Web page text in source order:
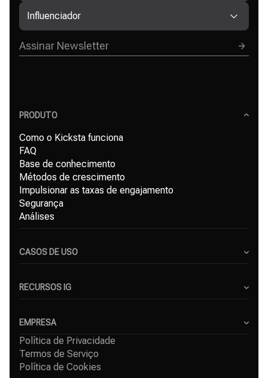
Influenciador
PRODUTO
Como o Kicksta funciona
FAQ
Base de conhecimento
Métodos de crescimento
Impulsionar as taxas de engajamento
Segurança
Análises
CASOS DE USO
Pequenas Empresas
Freelancers
RECURSOS IG
Gerador de Hashtags para Instagram
Serviço de crescimento no Instagram
Crescimento orgânico no Instagram
Seguidores grátis no Instagram
EMPRESA
Sobre Nós
Casos de Sucesso
Contacto
Política de Privacidade
Termos de Serviço
Política de Cookies